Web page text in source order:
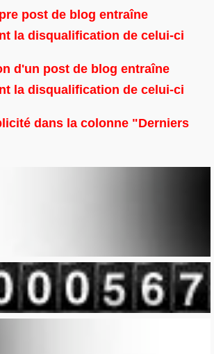
post de blog entraîne
la disqualification de celui-ci
d'un post de blog entraîne
la disqualification de celui-ci
dans la colonne "Derniers